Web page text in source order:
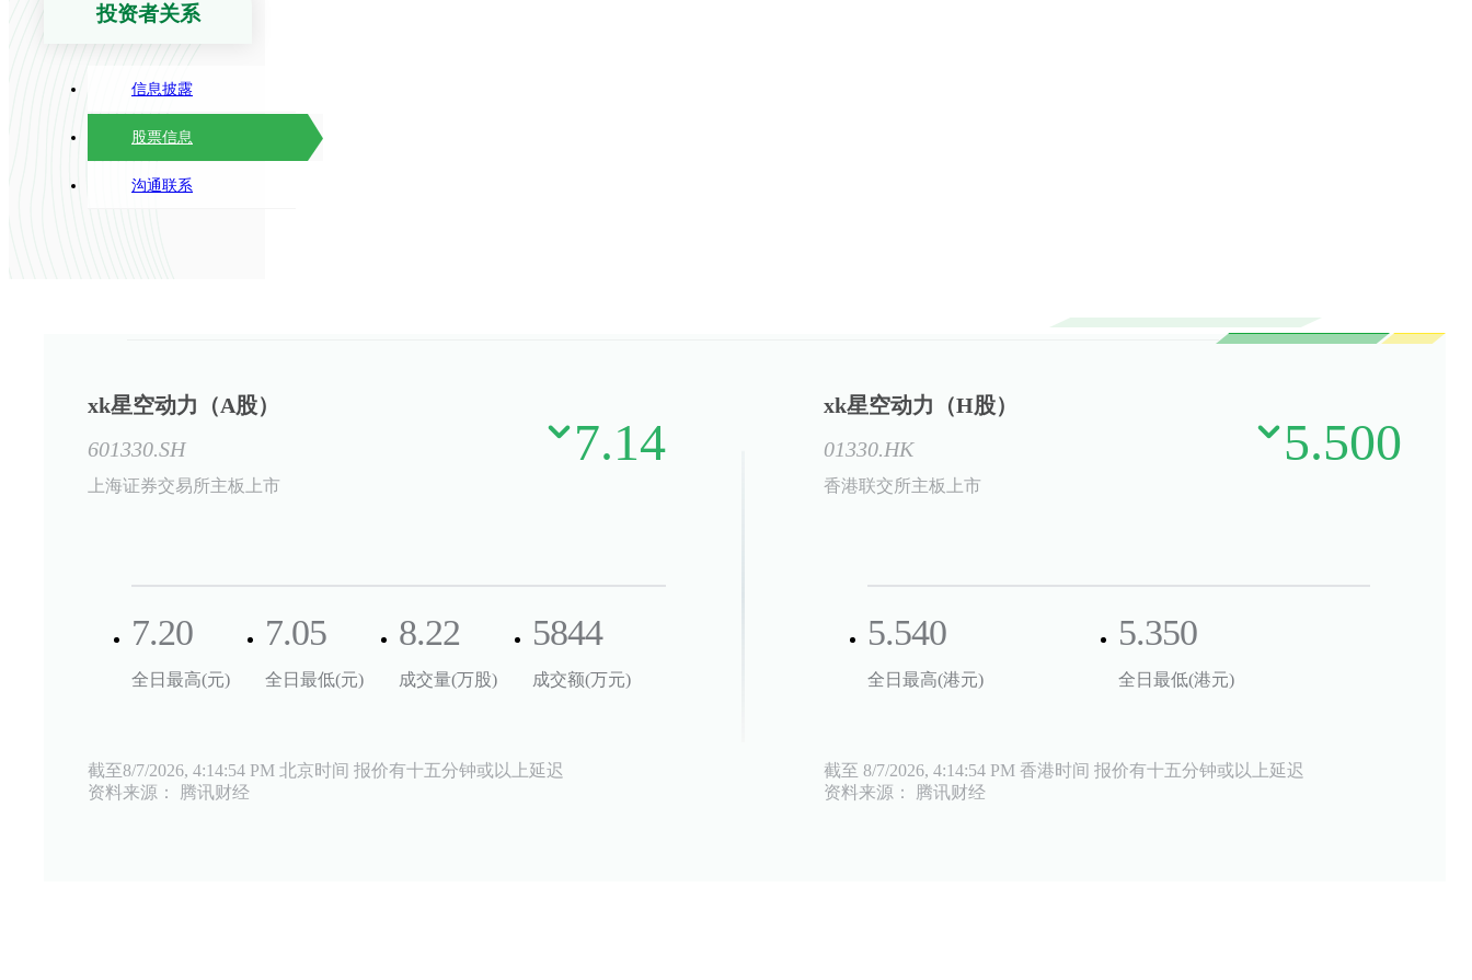
投资者关系
信息披露
股票信息
沟通联系
xk星空动力（A股）
601330.SH
上海证券交易所主板上市
7.14
7.20
全日最高(元)
7.05
全日最低(元)
8.22
成交量(万股)
5844
成交额(万元)
截至8/7/2026, 4:14:54 PM 北京时间 报价有十五分钟或以上延迟
资料来源： 腾讯财经
xk星空动力（H股）
01330.HK
香港联交所主板上市
5.500
5.540
全日最高(港元)
5.350
全日最低(港元)
截至 8/7/2026, 4:14:54 PM 香港时间 报价有十五分钟或以上延迟
资料来源： 腾讯财经